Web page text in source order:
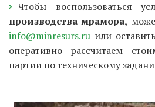
Чтобы воспользоваться
производства мрамора,
info@minresurs.ru или
оперативно рассчитаем
партии по техническому